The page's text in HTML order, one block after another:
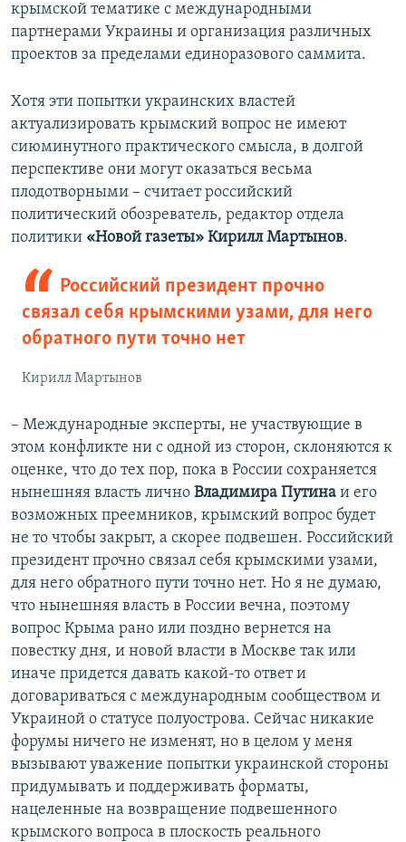
крымской тематике с международными
партнерами Украины и организация различных
проектов за пределами единоразового саммита.
Хотя эти попытки украинских властей
актуализировать крымский вопрос не имеют
сиюминутного практического смысла, в долгой
перспективе они могут оказаться весьма
плодотворными – считает российский
политический обозреватель, редактор отдела
политики «Новой газеты» Кирилл Мартынов.
Российский президент прочно
связал себя крымскими узами, для него
обратного пути точно нет
Кирилл Мартынов
– Международные эксперты, не участвующие в
этом конфликте ни с одной из сторон, склоняются к
оценке, что до тех пор, пока в России сохраняется
нынешняя власть лично Владимира Путина и его
возможных преемников, крымский вопрос будет
не то чтобы закрыт, а скорее подвешен. Российский
президент прочно связал себя крымскими узами,
для него обратного пути точно нет. Но я не думаю,
что нынешняя власть в России вечна, поэтому
вопрос Крыма рано или поздно вернется на
повестку дня, и новой власти в Москве так или
иначе придется давать какой-то ответ и
договариваться с международным сообществом и
Украиной о статусе полуострова. Сейчас никакие
форумы ничего не изменят, но в целом у меня
вызывают уважение попытки украинской стороны
придумывать и поддерживать форматы,
нацеленные на возвращение подвешенного
крымского вопроса в плоскость реального